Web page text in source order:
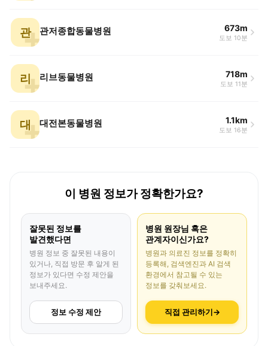
관 관저종합동물병원 673m
도보 10분
리 리브동물병원 718m
도보 11분
대 대전본동물병원 1.1km
도보 16분
이 병원 정보가 정확한가요?
잘못된 정보를
발견했다면
병원 정보 중 잘못된 내용이
있거나, 직접 방문 후 알게 된
정보가 있다면 수정 제안을
보내주세요.
정보 수정 제안
병원 원장님 혹은
관계자이신가요?
병원과 의료진 정보를 정확히
등록해, 검색엔진과 AI 검색
환경에서 참고될 수 있는
정보를 갖춰보세요.
직접 관리하기→